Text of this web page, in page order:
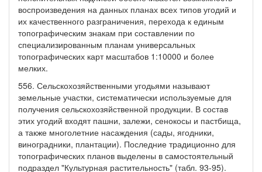
воспроизведения на данных планах всех типов угодий и
их качественного разграничения, перехода к единым
топографическим знакам при составлении по
специализированным планам универсальных
топографических карт масштабов 1:10000 и более
мелких.
556. Сельскохозяйственными угодьями называют
земельные участки, систематически используемые для
получения сельскохозяйственной продукции. В состав
этих угодий входят пашни, залежи, сенокосы и пастбища,
а также многолетние насаждения (сады, ягодники,
виноградники, плантации). Последние традиционно для
топографических планов выделены в самостоятельный
подраздел "Культурная растительность" (табл. 93-95).